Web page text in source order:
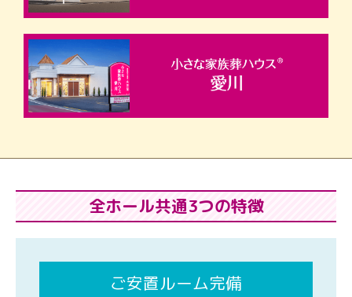
全ホール共通3つの特徴
ご安置ルーム完備